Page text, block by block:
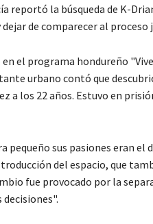
reportó la búsqueda de K-
de comparecer al proceso
el programa hondureño
urbano contó que
a los 22 años. Estuvo en
pequeño sus pasiones eran
del espacio, que
fue provocado por la